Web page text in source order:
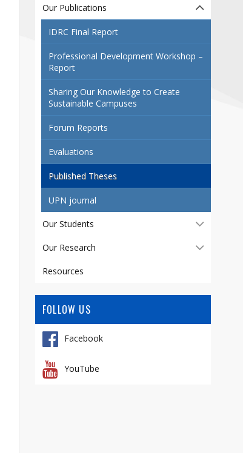
Our Publications
IDRC Final Report
Professional Development Workshop –
Report
Sharing Our Knowledge to Create
Sustainable Campuses
Forum Reports
Evaluations
Published Theses
UPN journal
Our Students
Our Research
Resources
FOLLOW US
Facebook
YouTube
Contact
Links
Main Menu